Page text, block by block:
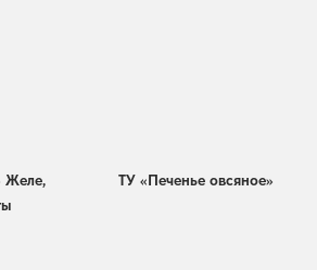
Желе,
ТУ «Печенье овсяное»